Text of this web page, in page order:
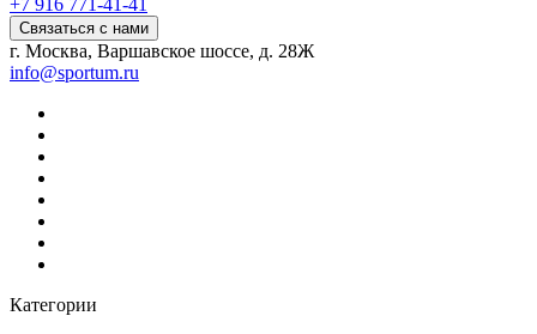
+7 916 771-41-41
Связаться с нами
г. Москва, Варшавское шоссе, д. 28Ж
info@sportum.ru
Категории